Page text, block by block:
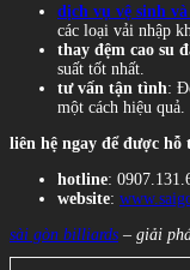
dịch vụ vệ sinh
các loại vải nhập
thay đệm cao su
suất tốt nhất.
tư vấn tận tình:
một cách hiệu quả.
liên hệ ngay để được hỗ
hotline:
website:
sài gòn billiards – giải